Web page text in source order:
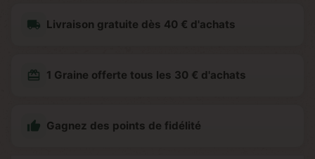
local_shipping Livraison gratuite dès 40 € d'achats
redeem 1 Graine offerte tous les 30 € d'achats
 Gagnez des points de fidélité